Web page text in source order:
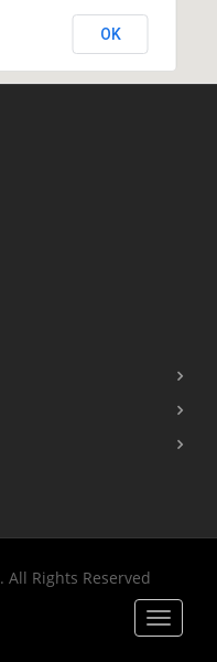
OK
. All Rights Reserved
Toggle